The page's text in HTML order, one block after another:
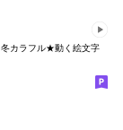
冬カラフル★動く絵文字